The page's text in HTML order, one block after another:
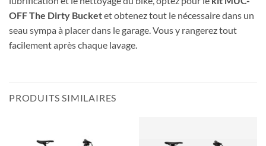
OFF The Dirty Bucketet obtenez tout le nécessaire dans un
seau sympa à placer dans le garage. Vous y rangerez tout
facilement après chaque lavage.
PRODUITS SIMILAIRES